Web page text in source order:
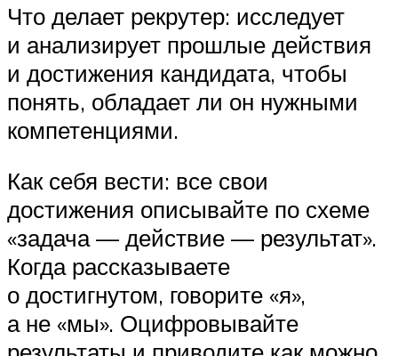
Что делает рекрутер: исследует
и анализирует прошлые действия
и достижения кандидата, чтобы
понять, обладает ли он нужными
компетенциями.
Как себя вести: все свои
достижения описывайте по схеме
«задача — действие — результат».
Когда рассказываете
о достигнутом, говорите «я»,
а не «мы». Оцифровывайте